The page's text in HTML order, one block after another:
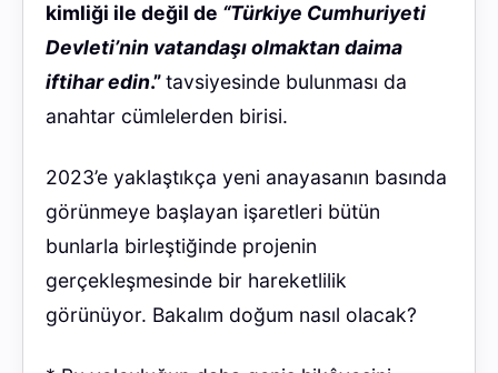
kimliği ile değil de “Türkiye Cumhuriyeti
Devleti’nin vatandaşı olmaktan daima
iftihar edin.”tavsiyesinde bulunması da
anahtar cümlelerden birisi.
2023’e yaklaştıkça yeni anayasanın basında
görünmeye başlayan işaretleri bütün
bunlarla birleştiğinde projenin
gerçekleşmesinde bir hareketlilik
görünüyor. Bakalım doğum nasıl olacak?